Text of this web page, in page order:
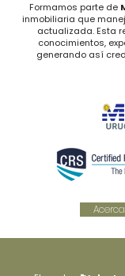
Formamos parte de
inmobiliaria que
actualizada. Esta
conocimientos,
generando así